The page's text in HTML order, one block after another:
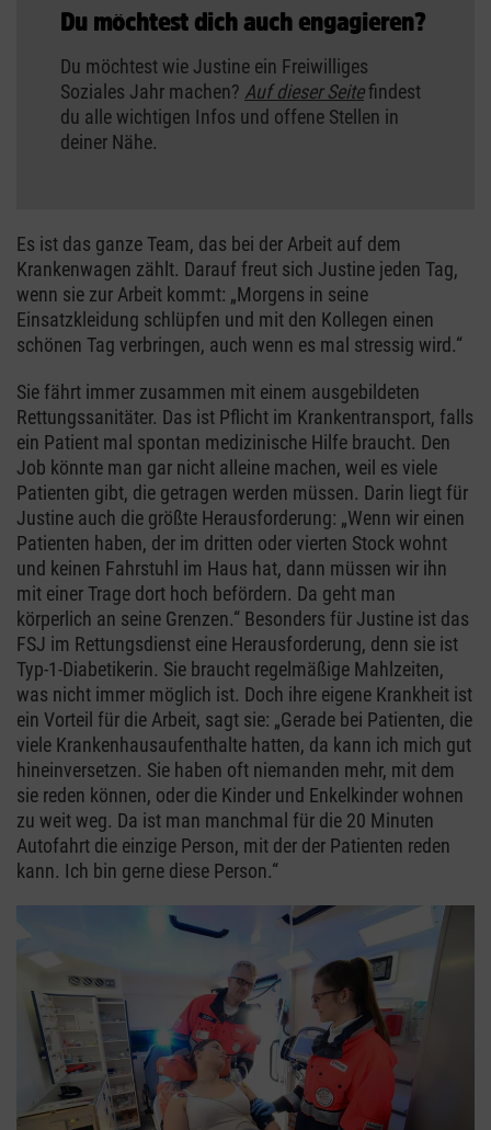
Du möchtest dich auch engagieren?
Du möchtest wie Justine ein Freiwilliges
Soziales Jahr machen? Auf dieser Seitefindest
du alle wichtigen Infos und offene Stellen in
deiner Nähe.
Es ist das ganze Team, das bei der Arbeit auf dem
Krankenwagen zählt. Darauf freut sich Justine jeden Tag,
wenn sie zur Arbeit kommt: „Morgens in seine
Einsatzkleidung schlüpfen und mit den Kollegen einen
schönen Tag verbringen, auch wenn es mal stressig wird.“
Sie fährt immer zusammen mit einem ausgebildeten
Rettungssanitäter. Das ist Pflicht im Krankentransport, falls
ein Patient mal spontan medizinische Hilfe braucht. Den
Job könnte man gar nicht alleine machen, weil es viele
Patienten gibt, die getragen werden müssen. Darin liegt für
Justine auch die größte Herausforderung: „Wenn wir einen
Patienten haben, der im dritten oder vierten Stock wohnt
und keinen Fahrstuhl im Haus hat, dann müssen wir ihn
mit einer Trage dort hoch befördern. Da geht man
körperlich an seine Grenzen.“ Besonders für Justine ist das
FSJ im Rettungsdienst eine Herausforderung, denn sie ist
Typ-1-Diabetikerin. Sie braucht regelmäßige Mahlzeiten,
was nicht immer möglich ist. Doch ihre eigene Krankheit ist
ein Vorteil für die Arbeit, sagt sie: „Gerade bei Patienten, die
viele Krankenhausaufenthalte hatten, da kann ich mich gut
hineinversetzen. Sie haben oft niemanden mehr, mit dem
sie reden können, oder die Kinder und Enkelkinder wohnen
zu weit weg. Da ist man manchmal für die 20 Minuten
Autofahrt die einzige Person, mit der der Patienten reden
kann. Ich bin gerne diese Person.“